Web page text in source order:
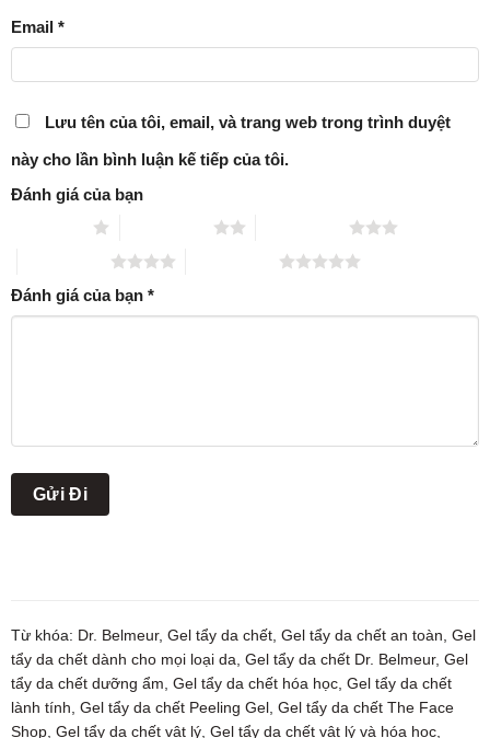
Email *
Lưu tên của tôi, email, và trang web trong trình duyệt
này cho lần bình luận kế tiếp của tôi.
Đánh giá của bạn
Đánh giá của bạn *
Từ khóa: Dr. Belmeur, Gel tẩy da chết, Gel tẩy da chết an toàn, Gel
tẩy da chết dành cho mọi loại da, Gel tẩy da chết Dr. Belmeur, Gel
tẩy da chết dưỡng ẩm, Gel tẩy da chết hóa học, Gel tẩy da chết
lành tính, Gel tẩy da chết Peeling Gel, Gel tẩy da chết The Face
Shop, Gel tẩy da chết vật lý, Gel tẩy da chết vật lý và hóa học,